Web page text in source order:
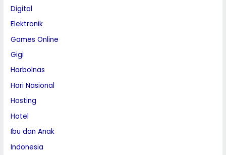
Digital
Elektronik
Games Online
Gigi
Harbolnas
Hari Nasional
Hosting
Hotel
Ibu dan Anak
Indonesia